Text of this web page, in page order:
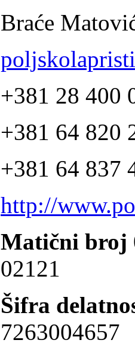
Braće
+381 28 400
+381 64 820
+381 64 837
http://
Matični broj
02121
Šifra
7263004657